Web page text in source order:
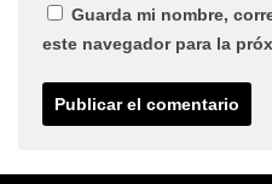
Guarda mi nombre,
este navegador para la